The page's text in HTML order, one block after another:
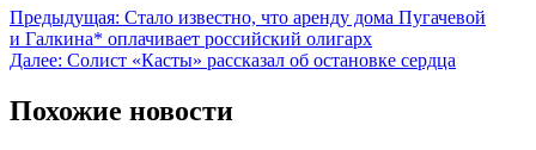
Предыдущая: Стало известно, что аренду дома Пугачевой
и Галкина* оплачивает российский олигарх
Далее: Солист «Касты» рассказал об остановке сердца
Похожие новости